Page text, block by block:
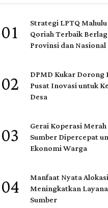
01 Strategi LPTQ
Qoriah Terbaik
Provinsi dan Nasional
02 DPMD Kukar Dorong
Pusat Inovasi untuk
Desa
03 Gerai Koperasi
Sumber Dipercepat
Ekonomi Warga
04 Manfaat Nyata
Meningkatkan
Sumber